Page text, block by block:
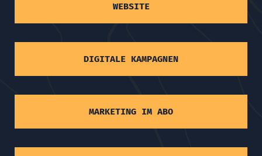
WEBSITE
DIGITALE KAMPAGNEN
MARKETING IM ABO